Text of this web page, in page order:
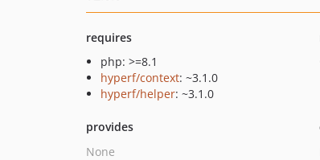
requires
php: >=8.1
hyperf/context: ~3.1.0
hyperf/helper: ~3.1.0
provides
None